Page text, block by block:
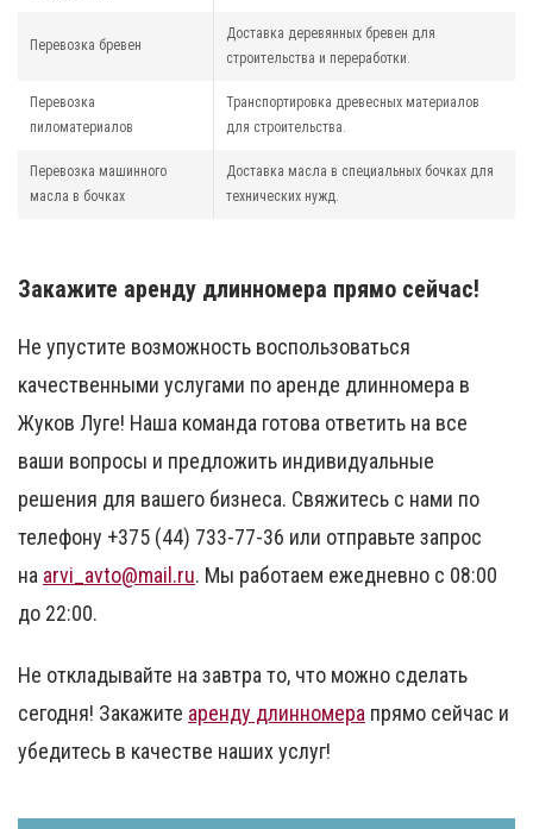
Перевозка бревен
Доставка деревянных бревен для
строительства и переработки.
Перевозка
пиломатериалов
Транспортировка древесных материалов
для строительства.
Перевозка машинного
масла в бочках
Доставка масла в специальных бочках для
технических нужд.
Закажите аренду длинномера прямо сейчас!
Не упустите возможность воспользоваться
качественными услугами по аренде длинномера в
Жуков Луге! Наша команда готова ответить на все
ваши вопросы и предложить индивидуальные
решения для вашего бизнеса. Свяжитесь с нами по
телефону +375 (44) 733-77-36 или отправьте запрос
на arvi_avto@mail.ru. Мы работаем ежедневно с 08:00
до 22:00.
Не откладывайте на завтра то, что можно сделать
сегодня! Закажите аренду длинномера прямо сейчас и
убедитесь в качестве наших услуг!